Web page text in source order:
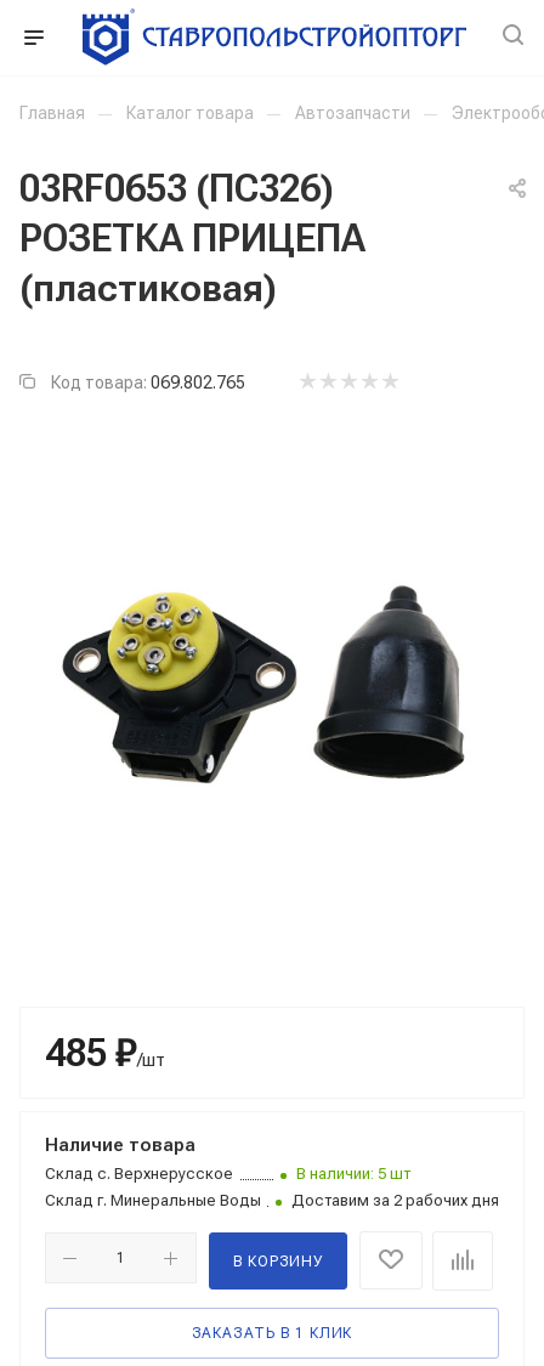
Главная — Каталог товара — Автозапчасти —
03RF0653 (ПС326)
РОЗЕТКА ПРИЦЕПА
(пластиковая)
Код товара: 069.802.765
485 ₽/шт
Наличие товара
Склад с. Верхнерусское
В наличии: 5 шт
Склад г. Минеральные Воды Доставим за 2 рабочих дня
В КОРЗИНУ
ЗАКАЗАТЬ В 1 КЛИК